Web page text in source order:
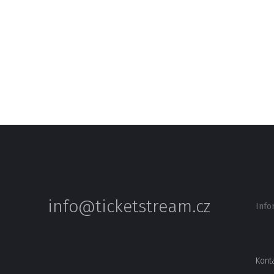
info@ticketstream.cz